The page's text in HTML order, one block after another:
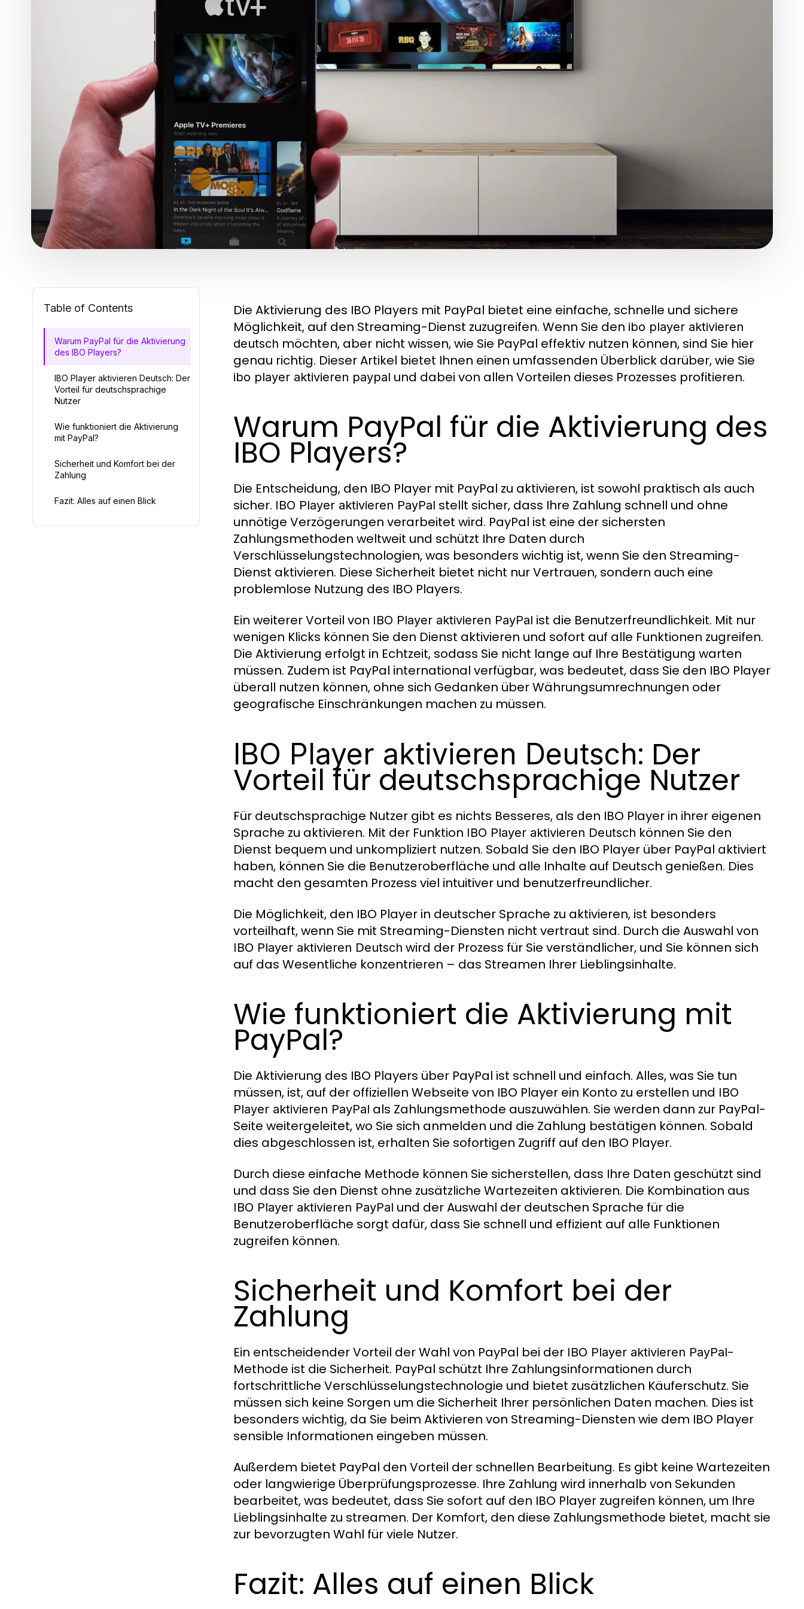
Table of Contents
Warum PayPal für die Aktivierung
des IBO Players?
IBO Player aktivieren Deutsch: Der
Vorteil für deutschsprachige
Nutzer
Wie funktioniert die Aktivierung
mit PayPal?
Sicherheit und Komfort bei der
Zahlung
Fazit: Alles auf einen Blick
Die Aktivierung des IBO Players mit PayPal bietet eine einfache, schnelle und sichere
Möglichkeit, auf den Streaming-Dienst zuzugreifen. Wenn Sie den ibo player aktivieren
deutsch möchten, aber nicht wissen, wie Sie PayPal effektiv nutzen können, sind Sie hier
genau richtig. Dieser Artikel bietet Ihnen einen umfassenden Überblick darüber, wie Sie
ibo player aktivieren paypal und dabei von allen Vorteilen dieses Prozesses profitieren.
Warum PayPal für die Aktivierung des
IBO Players?
Die Entscheidung, den IBO Player mit PayPal zu aktivieren, ist sowohl praktisch als auch
sicher. IBO Player aktivieren PayPal stellt sicher, dass Ihre Zahlung schnell und ohne
unnötige Verzögerungen verarbeitet wird. PayPal ist eine der sichersten
Zahlungsmethoden weltweit und schützt Ihre Daten durch
Verschlüsselungstechnologien, was besonders wichtig ist, wenn Sie den Streaming-
Dienst aktivieren. Diese Sicherheit bietet nicht nur Vertrauen, sondern auch eine
problemlose Nutzung des IBO Players.
Ein weiterer Vorteil von IBO Player aktivieren PayPal ist die Benutzerfreundlichkeit. Mit nur
wenigen Klicks können Sie den Dienst aktivieren und sofort auf alle Funktionen zugreifen.
Die Aktivierung erfolgt in Echtzeit, sodass Sie nicht lange auf Ihre Bestätigung warten
müssen. Zudem ist PayPal international verfügbar, was bedeutet, dass Sie den IBO Player
überall nutzen können, ohne sich Gedanken über Währungsumrechnungen oder
geografische Einschränkungen machen zu müssen.
IBO Player aktivieren Deutsch: Der
Vorteil für deutschsprachige Nutzer
Für deutschsprachige Nutzer gibt es nichts Besseres, als den IBO Player in ihrer eigenen
Sprache zu aktivieren. Mit der Funktion IBO Player aktivieren Deutsch können Sie den
Dienst bequem und unkompliziert nutzen. Sobald Sie den IBO Player über PayPal aktiviert
haben, können Sie die Benutzeroberfläche und alle Inhalte auf Deutsch genießen. Dies
macht den gesamten Prozess viel intuitiver und benutzerfreundlicher.
Die Möglichkeit, den IBO Player in deutscher Sprache zu aktivieren, ist besonders
vorteilhaft, wenn Sie mit Streaming-Diensten nicht vertraut sind. Durch die Auswahl von
IBO Player aktivieren Deutsch wird der Prozess für Sie verständlicher, und Sie können sich
auf das Wesentliche konzentrieren – das Streamen Ihrer Lieblingsinhalte.
Wie funktioniert die Aktivierung mit
PayPal?
Die Aktivierung des IBO Players über PayPal ist schnell und einfach. Alles, was Sie tun
müssen, ist, auf der offiziellen Webseite von IBO Player ein Konto zu erstellen und IBO
Player aktivieren PayPal als Zahlungsmethode auszuwählen. Sie werden dann zur PayPal-
Seite weitergeleitet, wo Sie sich anmelden und die Zahlung bestätigen können. Sobald
dies abgeschlossen ist, erhalten Sie sofortigen Zugriff auf den IBO Player.
Durch diese einfache Methode können Sie sicherstellen, dass Ihre Daten geschützt sind
und dass Sie den Dienst ohne zusätzliche Wartezeiten aktivieren. Die Kombination aus
IBO Player aktivieren PayPal und der Auswahl der deutschen Sprache für die
Benutzeroberfläche sorgt dafür, dass Sie schnell und effizient auf alle Funktionen
zugreifen können.
Sicherheit und Komfort bei der
Zahlung
Ein entscheidender Vorteil der Wahl von PayPal bei der IBO Player aktivieren PayPal-
Methode ist die Sicherheit. PayPal schützt Ihre Zahlungsinformationen durch
fortschrittliche Verschlüsselungstechnologie und bietet zusätzlichen Käuferschutz. Sie
müssen sich keine Sorgen um die Sicherheit Ihrer persönlichen Daten machen. Dies ist
besonders wichtig, da Sie beim Aktivieren von Streaming-Diensten wie dem IBO Player
sensible Informationen eingeben müssen.
Außerdem bietet PayPal den Vorteil der schnellen Bearbeitung. Es gibt keine Wartezeiten
oder langwierige Überprüfungsprozesse. Ihre Zahlung wird innerhalb von Sekunden
bearbeitet, was bedeutet, dass Sie sofort auf den IBO Player zugreifen können, um Ihre
Lieblingsinhalte zu streamen. Der Komfort, den diese Zahlungsmethode bietet, macht sie
zur bevorzugten Wahl für viele Nutzer.
Fazit: Alles auf einen Blick